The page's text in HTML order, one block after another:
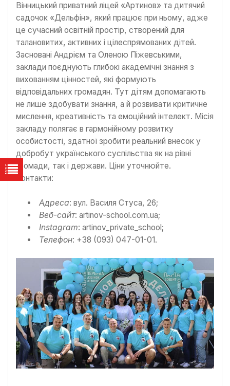
Вінницький приватний ліцей «Артинов» та дитячий
садочок «Дельфін», який працює при ньому, адже
це сучасний освітній простір, створений для
талановитих, активних і цілеспрямованих дітей.
Засновані Андрієм та Оленою Піжевськими,
заклади поєднують глибокі академічні знання з
вихованням цінностей, які формують
відповідальних громадян. Тут дітям допомагають
не лише здобувати знання, а й розвивати критичне
мислення, креативність та емоційний інтелект. Місія
закладу полягає в гармонійному розвитку
особистості, здатної зробити реальний внесок у
добробут українського суспільства як на рівні
громади, так і держави. Ціни уточнюйте.
Контакти:
Адреса: вул. Василя Стуса, 26;
Веб-сайт: artinov-school.com.ua;
Instagram: artinov_private_school;
Телефон: +38 (093) 047-01-01.